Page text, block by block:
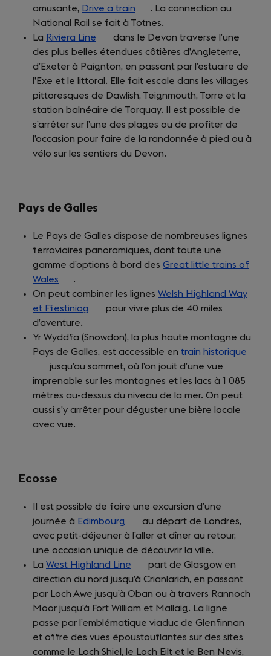
new
amusante, Drive a train (opens
in
a
new
tab)
. La connection au
National Rail se fait à Totnes.
La Riviera Line (opens
in
a
new
tab)
dans le Devon traverse l’une
des plus belles étendues côtières d’Angleterre,
d’Exeter à Paignton, en passant par l’estuaire de
l’Exe et le littoral. Elle fait escale dans les villages
pittoresques de Dawlish, Teignmouth, Torre et la
station balnéaire de Torquay. Il est possible de
s’arrêter sur l’une des plages ou de profiter de
l’occasion pour faire de la randonnée à pied ou à
vélo sur les sentiers du Devon.
Pays de Galles
Le Pays de Galles dispose de nombreuses lignes
ferroviaires panoramiques, dont toute une
gamme d’options à bord des Great little trains of
Wales (opens
in
a
new
tab)
.
On peut combiner les lignes Welsh Highland Way
et Ffestiniog (opens
a
new
tab)
pour vivre plus de 40 miles
d’aventure.
Yr Wyddfa (Snowdon), la plus haute montagne du
Pays de Galles, est accessible en train historique
jusqu’au sommet, où l’on jouit d’une vue
imprenable sur les montagnes et les lacs à 1 085
mètres au-dessus du niveau de la mer. On peut
aussi s’y arrêter pour déguster une bière locale
avec vue.
Ecosse
Il est possible de faire une excursion d’une
journée à Edimbourg (opens
in
a
new
tab)
au départ de Londres,
avec petit-déjeuner à l’aller et dîner au retour,
une occasion unique de découvrir la ville.
La West Highland Line (opens
in
a
new
tab)
part de Glasgow en
direction du nord jusqu’à Crianlarich, en passant
par Loch Awe jusqu’à Oban ou à travers Rannoch
Moor jusqu’à Fort William et Mallaig. La ligne
passe par l’emblématique viaduc de Glenfinnan
et offre des vues époustouflantes sur des sites
comme le Loch Shiel, le Loch Eilt et le Ben Nevis,